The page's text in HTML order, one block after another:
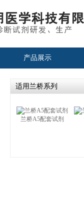
产品展示
适用兰桥系列
兰桥A5配套试剂